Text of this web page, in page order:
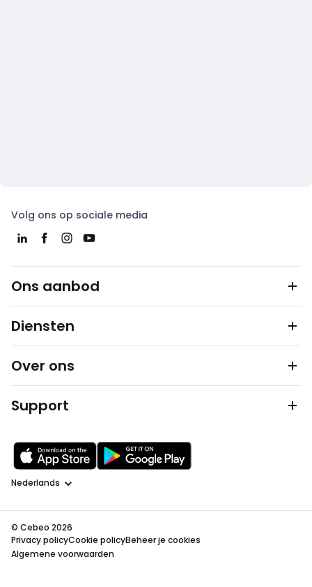
Volg ons op sociale media
Ons aanbod
Diensten
Over ons
Support
Taal
© Cebeo 2026
Privacy policyCookie policyBeheer je cookies
Algemene voorwaarden